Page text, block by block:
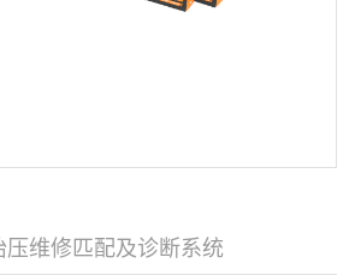
维修匹配及诊断系统